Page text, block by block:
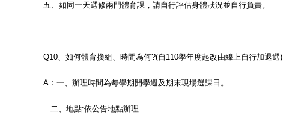
五、如同一天選修兩門體育課，請自行評估身體狀況並自行負責。
Q10、如何體育換組、時間為何?(自110學年度起改由線上自行加退選)
A ：一、辦理時間為每學期開學週及期末現場選課日。
二、地點:依公告地點辦理